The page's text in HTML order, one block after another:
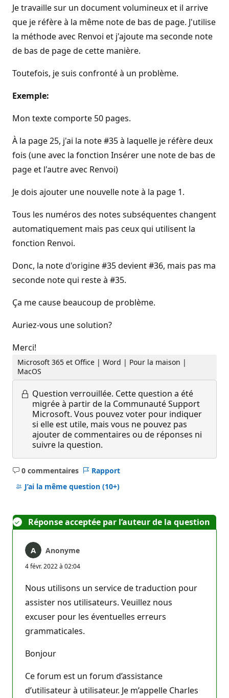
Je travaille sur un document volumineux et il arrive
que je réfère à la même note de bas de page. J'utilise
la méthode avec Renvoi et j'ajoute ma seconde note
de bas de page de cette manière.
Toutefois, je suis confronté à un problème.
Exemple:
Mon texte comporte 50 pages.
À la page 25, j'ai la note #35 à laquelle je réfère deux
fois (une avec la fonction Insérer une note de bas de
page et l'autre avec Renvoi)
Je dois ajouter une nouvelle note à la page 1.
Tous les numéros des notes subséquentes changent
automatiquement mais pas ceux qui utilisent la
fonction Renvoi.
Donc, la note d'origine #35 devient #36, mais pas ma
seconde note qui reste à #35.
Ça me cause beaucoup de problème.
Auriez-vous une solution?
Merci!
Microsoft 365 et Office | Word | Pour la maison |
MacOS
Question verrouillée. Cette question a été
migrée à partir de la Communauté Support
Microsoft. Vous pouvez voter pour indiquer
si elle est utile, mais vous ne pouvez pas
ajouter de commentaires ou de réponses ni
suivre la question.
0 commentaires
Aucun
commentaire
Rapport
J’ai la même question (10+)
Réponse acceptée par l’auteur de la question
Anonyme
4 févr. 2022 à 02:04
Nous utilisons un service de traduction pour
assister nos utilisateurs. Veuillez nous
excuser pour les éventuelles erreurs
grammaticales.
Bonjour
Ce forum est un forum d’assistance
d’utilisateur à utilisateur. Je m’appelle Charles